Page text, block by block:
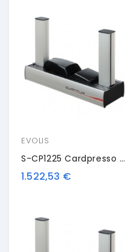
EVOLIS
S-CP1225 Cardpresso Upgrade License, XM - XXL
1.522,53 €